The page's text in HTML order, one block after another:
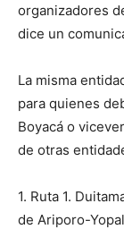
organizadores
dice un
La misma
para quienes
Boyacá o
de otras
1. Ruta 1.
de Ariporo-